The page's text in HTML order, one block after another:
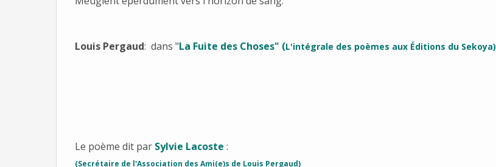
Louis Pergaud: dans "La Fuite des Choses" (L'intégrale des poèmes aux Éditions du Sekoya)
Le poème dit par Sylvie Lacoste :
(Secrétaire de l'Association des Ami(e)s de Louis Pergaud)